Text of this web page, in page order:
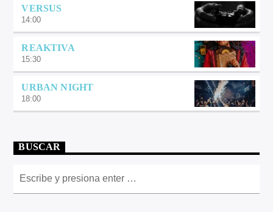
VERSUS
14:00
REAKTIVA
15:30
URBAN NIGHT
18:00
BUSCAR